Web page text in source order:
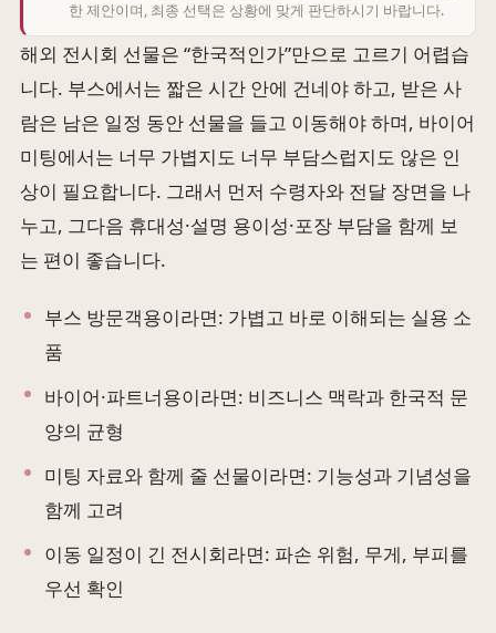
한 제안이며, 최종 선택은 상황에 맞게 판단하시기 바랍니다.
해외 전시회 선물은 “한국적인가”만으로 고르기 어렵습
니다. 부스에서는 짧은 시간 안에 건네야 하고, 받은 사
람은 남은 일정 동안 선물을 들고 이동해야 하며, 바이어
미팅에서는 너무 가볍지도 너무 부담스럽지도 않은 인
상이 필요합니다. 그래서 먼저 수령자와 전달 장면을 나
누고, 그다음 휴대성·설명 용이성·포장 부담을 함께 보
는 편이 좋습니다.
부스 방문객용이라면: 가볍고 바로 이해되는 실용 소
품
바이어·파트너용이라면: 비즈니스 맥락과 한국적 문
양의 균형
미팅 자료와 함께 줄 선물이라면: 기능성과 기념성을
함께 고려
이동 일정이 긴 전시회라면: 파손 위험, 무게, 부피를
우선 확인